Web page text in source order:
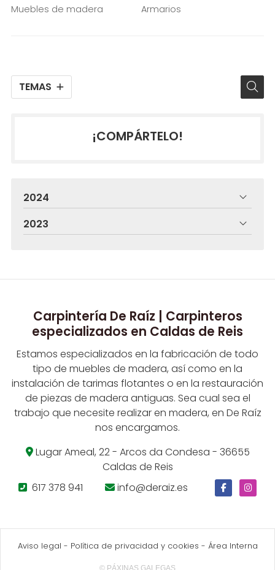
TEMAS
Muebles de madera Armarios
¡COMPÁRTELO!
2024
2023
Carpintería De Raíz | Carpinteros
especializados en Caldas de Reis
Estamos especializados en la fabricación de todo
tipo de muebles de madera, así como en la
instalación de tarimas flotantes o en la restauración
de piezas de madera antiguas. Sea cual sea el
trabajo que necesite realizar en madera, en De Raíz
nos encargamos.
Lugar Ameal, 22 - Arcos da Condesa - 36655
Caldas de Reis
617 378 941
info@deraiz.es
Aviso legal - Política de privacidad y cookies - Área Interna